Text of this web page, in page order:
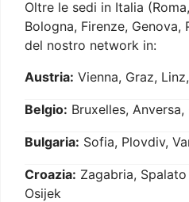
Oltre le sedi in Italia
Bologna, Firenze,
del nostro network in:
Austria: Vienna, Graz,
Belgio: Bruxelles,
Bulgaria: Sofia, Plovdiv,
Croazia: Zagabria,
Osijek